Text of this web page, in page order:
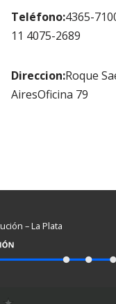
Teléfono:4365-
11 4075-2689
Direccion:Roque
AiresOficina 79
– La Plata